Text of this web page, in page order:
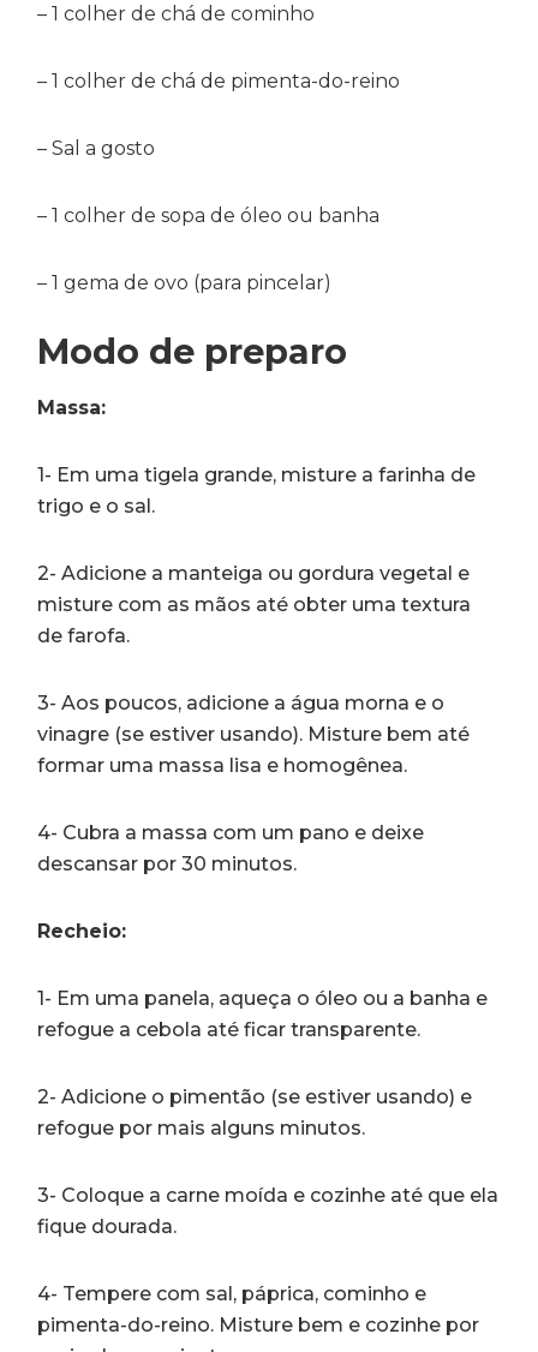
– 1 colher de chá de cominho
– 1 colher de chá de pimenta-do-reino
– Sal a gosto
– 1 colher de sopa de óleo ou banha
– 1 gema de ovo (para pincelar)
Modo de preparo
Massa:
1- Em uma tigela grande, misture a farinha de
trigo e o sal.
2- Adicione a manteiga ou gordura vegetal e
misture com as mãos até obter uma textura
de farofa.
3- Aos poucos, adicione a água morna e o
vinagre (se estiver usando). Misture bem até
formar uma massa lisa e homogênea.
4- Cubra a massa com um pano e deixe
descansar por 30 minutos.
Recheio:
1- Em uma panela, aqueça o óleo ou a banha e
refogue a cebola até ficar transparente.
2- Adicione o pimentão (se estiver usando) e
refogue por mais alguns minutos.
3- Coloque a carne moída e cozinhe até que ela
fique dourada.
4- Tempere com sal, páprica, cominho e
pimenta-do-reino. Misture bem e cozinhe por